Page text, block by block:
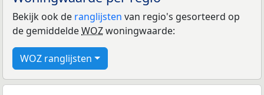
Bekijk ook de ranglijsten van regio's gesorteerd op
de gemiddeldeWOZwoningwaarde:
WOZ ranglijsten